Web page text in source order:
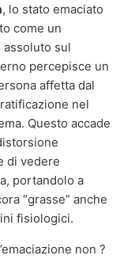
, lo stato emaciato
come un
sul
percepisce un
affetta dal
nel
Questo accade
di vedere
portandolo a
“grasse” anche
fisiologici.
non ?